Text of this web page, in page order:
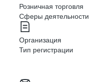
Розничная торговля
Сферы деятельности
Организация
Тип регистрации